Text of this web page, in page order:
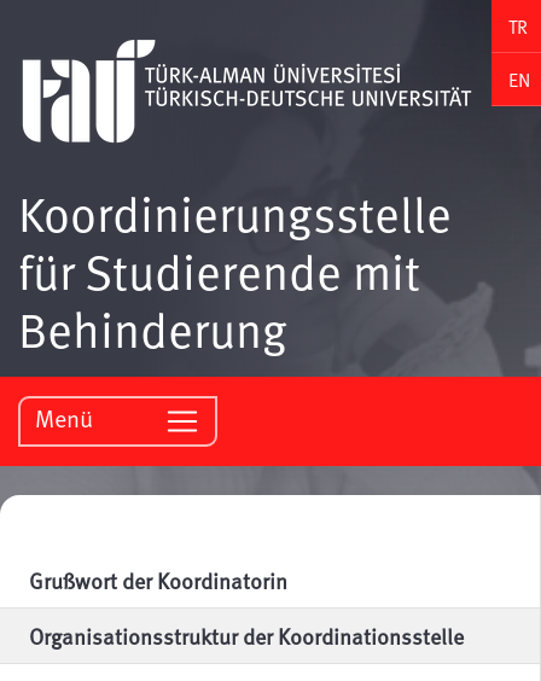
TR
EN
Koordinierungsstelle
für Studierende mit
Behinderung
Menü
Grußwort der Koordinatorin
Organisationsstruktur der Koordinationsstelle